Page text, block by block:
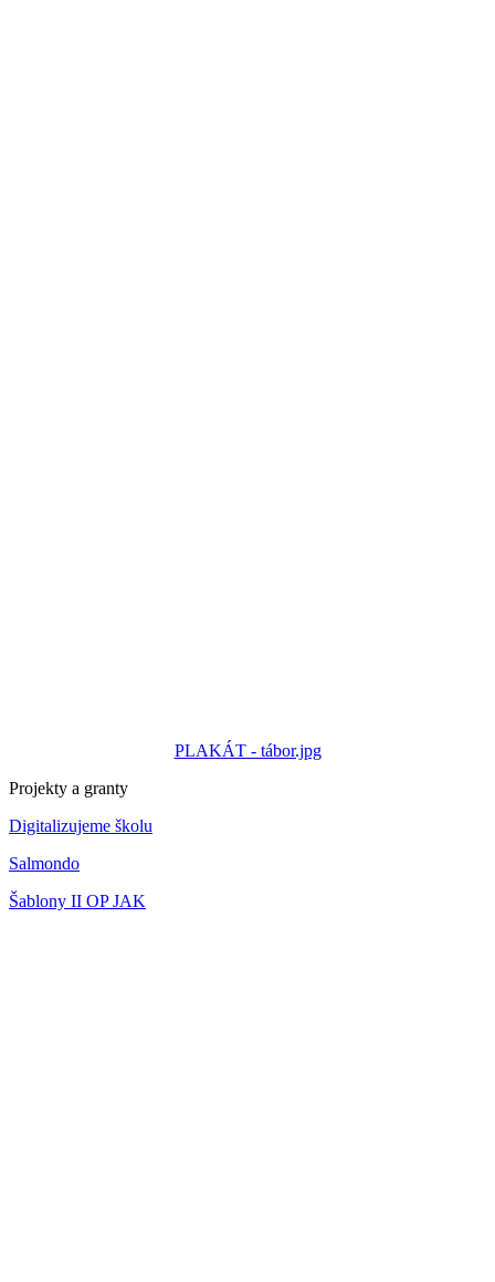
PLAKÁT - tábor.jpg
Projekty a granty
Digitalizujeme školu
Salmondo
Šablony II OP JAK